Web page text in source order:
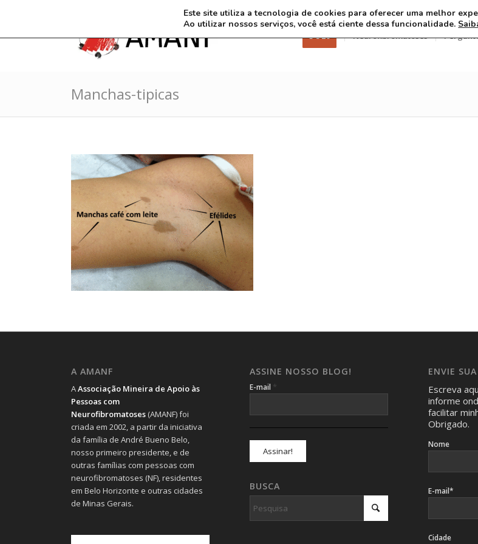
3 8 26 Neurofibromatoses
Manchas-tipicas
A AMANF
AAssociação Mineira de Apoio às
Pessoas com
Neurofibromatoses (AMANF) foi
criada em 2002, a partir da iniciativa
da família de André Bueno Belo,
nosso primeiro presidente, e de
outras famílias com pessoas com
neurofibromatoses (NF), residentes
em Belo Horizonte e outras cidades
de Minas Gerais.
ASSINE NOSSO BLOG!
E-mail *
BUSCA
ENVIE
Escreva
informe
facilitar
Obrigado.
Nome
E-mail*
Cidade
Este site utiliza a tecnologia de cookies para oferecer uma melhor
Ao utilizar nossos serviços, você está ciente dessa funcionalidade.